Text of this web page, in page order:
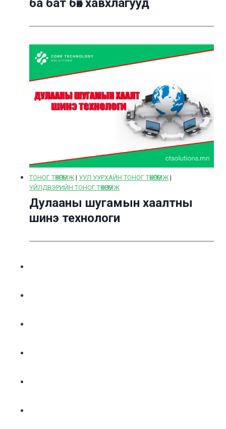
ба бат бөх хавхлагууд
ТОНОГ ТӨХӨӨРӨМЖ | УУЛ УУРХАЙН ТОНОГ ТӨХӨӨРӨМЖ |
ҮЙЛДВЭРИЙН ТОНОГ ТӨХӨӨРӨМЖ
Дулааны шугамын хаалтны
шинэ технологи